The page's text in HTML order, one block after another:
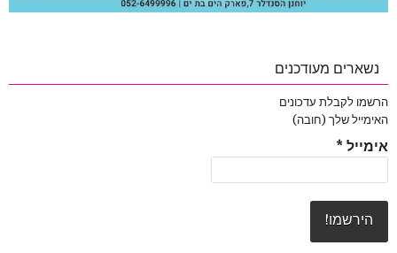
נשארים מעודכנים
הרשמו לקבלת עדכונים
האימייל שלך (חובה)
אימייל *